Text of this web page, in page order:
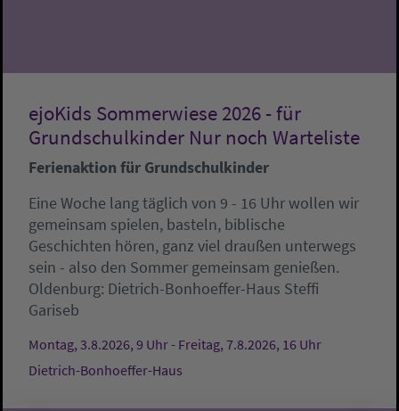
ejoKids Sommerwiese 2026 - für
Grundschulkinder Nur noch Warteliste
Ferienaktion für Grundschulkinder
Eine Woche lang täglich von 9 - 16 Uhr wollen wir
gemeinsam spielen, basteln, biblische
Geschichten hören, ganz viel draußen unterwegs
sein - also den Sommer gemeinsam genießen.
Oldenburg: Dietrich-Bonhoeffer-Haus Steffi
Gariseb
Montag, 3.8.2026, 9 Uhr - Freitag, 7.8.2026, 16 Uhr
Dietrich-Bonhoeffer-Haus